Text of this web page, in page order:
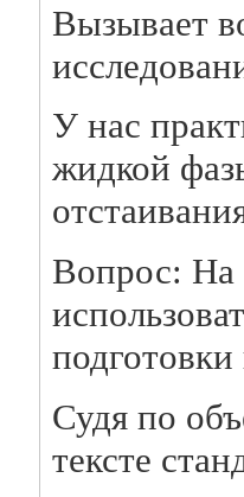
Вызывает
У нас
жидкой
Вопрос: На
Судя по
тексте